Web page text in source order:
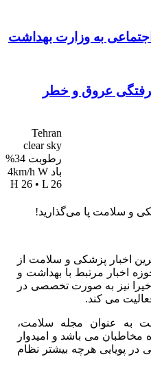
عروق و خطر
Tehran
clear sky
رطوبت 34%
باد 4km/h W
H 26 • L 26
و سلامت پا می‌گذارید!
اخبار پزشکی و سلامت از
حوزه اخبار مرتبط با بهداشت و
نیز به صورت تخصصی در
می کند.
به عنوان مجله سلامت،
مخاطبان می باشد و امیدوار
پویایی هرچه بیشتر نظام